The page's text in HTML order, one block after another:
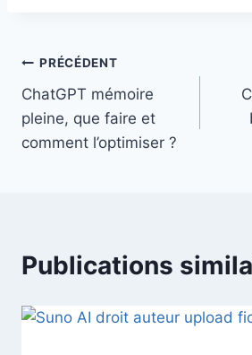
Navigation
de
l’article
PRÉCÉDENT
ChatGPT mémoire
pleine, que faire et
comment l’optimiser ?
Publications